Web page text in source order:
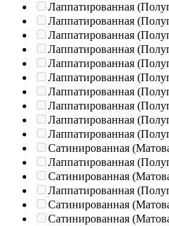
Лаппатированная
Лаппатированная
Лаппатированная
Лаппатированная
Лаппатированная
Лаппатированная
Лаппатированная
Лаппатированная
Лаппатированная
Лаппатированная
Сатинированная
Лаппатированная
Сатинированная
Лаппатированная
Сатинированная
Сатинированная